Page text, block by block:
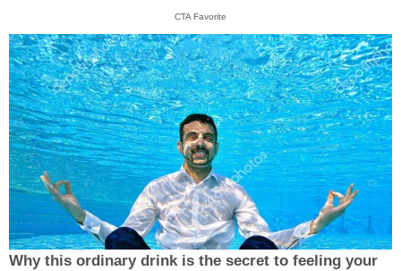
CTA Favorite
Why this ordinary drink is the secret to feeling your